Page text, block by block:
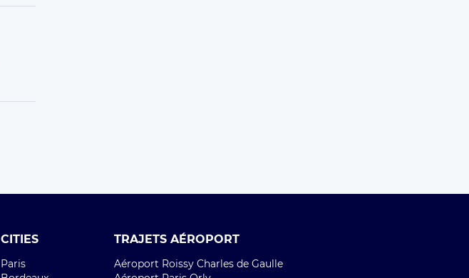
CITIES
Paris
TRAJETS AÉROPORT
Aéroport Roissy Charles de Gaulle